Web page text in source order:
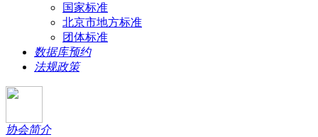
国家标准
北京市地方标准
团体标准
数据库预约
法规政策
协会简介